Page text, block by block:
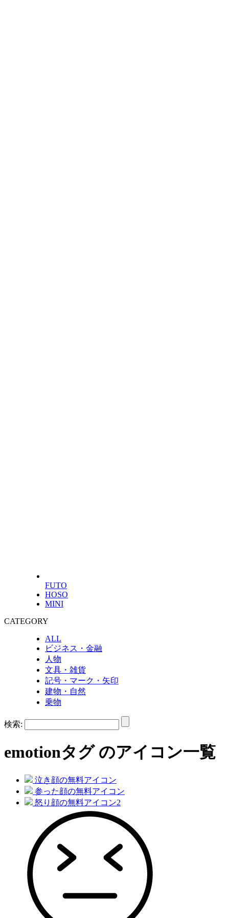
FUTO
HOSO
MINI
CATEGORY
ALL
ビジネス・金融
人物
文具・雑貨
記号・マーク・矢印
建物・自然
乗物
検索:
emotionタグ のアイコン一覧
泣き顔の無料アイコン
参った顔の無料アイコン
怒り顔の無料アイコン2